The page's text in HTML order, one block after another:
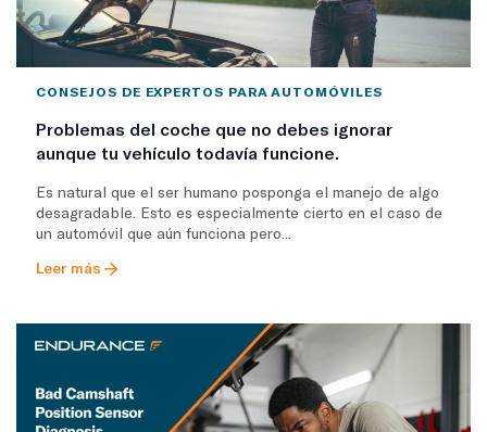
CONSEJOS DE EXPERTOS PARA AUTOMÓVILES
Problemas del coche que no debes ignorar
aunque tu vehículo todavía funcione.
Es natural que el ser humano posponga el manejo de algo
desagradable. Esto es especialmente cierto en el caso de
un automóvil que aún funciona pero...
Leer más